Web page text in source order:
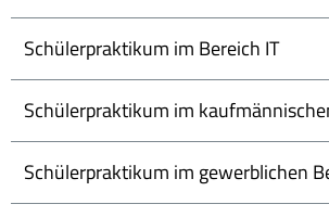
Schülerpraktikum im Bereich IT
Schülerpraktikum im
Schülerpraktikum im gewerblichen